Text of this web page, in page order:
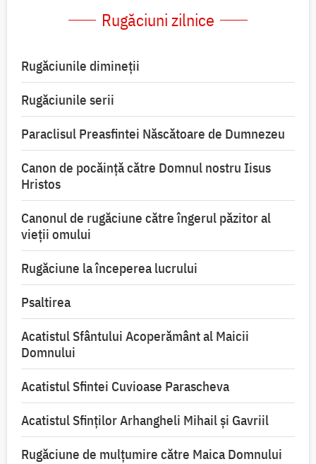
Rugăciuni zilnice
Rugăciunile dimineții
Rugăciunile serii
Paraclisul Preasfintei Născătoare de Dumnezeu
Canon de pocăință către Domnul nostru Iisus
Hristos
Canonul de rugăciune către îngerul păzitor al
vieții omului
Rugăciune la începerea lucrului
Psaltirea
Acatistul Sfântului Acoperământ al Maicii
Domnului
Acatistul Sfintei Cuvioase Parascheva
Acatistul Sfinților Arhangheli Mihail și Gavriil
Rugăciune de mulţumire către Maica Domnului